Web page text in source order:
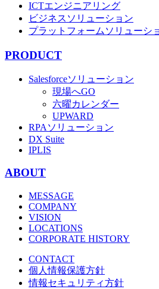
ICTエンジニアリング
ビジネスソリューション
プラットフォームソリューシ
PRODUCT
Salesforceソリューション
現場へGO
六曜カレンダー
UPWARD
RPAソリューション
DX Suite
IPLIS
ABOUT
MESSAGE
COMPANY
VISION
LOCATIONS
CORPORATE HISTORY
CONTACT
個人情報保護方針
情報セキュリティ方針